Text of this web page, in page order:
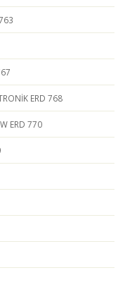
ERD 768
ERD 770